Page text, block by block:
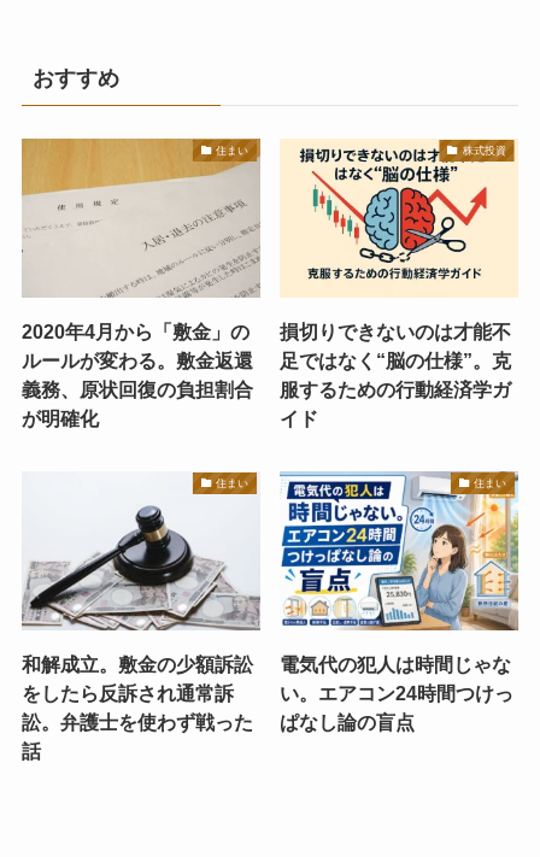
おすすめ
住まい
2020年4月から「敷金」の
ルールが変わる。敷金返還
義務、原状回復の負担割合
が明確化
株式投資
損切りできないのは才能不
足ではなく“脳の仕様”。克
服するための行動経済学ガ
イド
住まい
和解成立。敷金の少額訴訟
をしたら反訴され通常訴
訟。弁護士を使わず戦った
話
住まい
電気代の犯人は時間じゃな
い。エアコン24時間つけっ
ぱなし論の盲点